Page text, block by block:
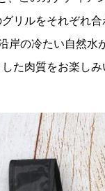
リルをそれぞれ
岸の冷たい自然
た肉質をお楽し